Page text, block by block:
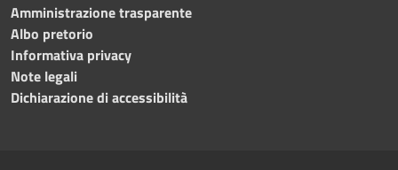
Amministrazione trasparente
Albo pretorio
Informativa privacy
Note legali
Dichiarazione di accessibilità